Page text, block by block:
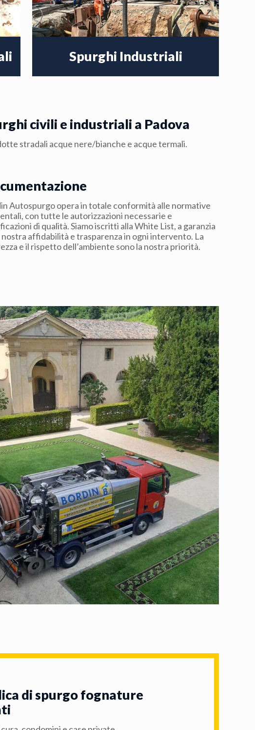
Spurghi Industriali
civili e industriali a Padova
stradali acque nere/bianche e acque termali.
Autospurgo opera in totale conformità alle normative
con tutte le autorizzazioni necessarie e
di qualità. Siamo iscritti alla White List, a garanzia
nostra affidabilità e trasparenza in ogni intervento. La
e il rispetto dell’ambiente sono la nostra priorità.
di spurgo fognature